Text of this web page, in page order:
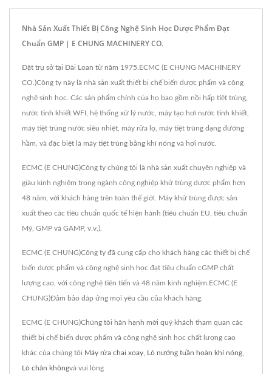
Nhà Sản Xuất Thiết Bị Công Nghệ Sinh Học Dược Phẩm Đạt
Chuẩn GMP | E CHUNG MACHINERY CO.
Đặt trụ sở tại Đài Loan từ năm 1975.ECMC (E CHUNG MACHINERY
CO.)Công ty này là nhà sản xuất thiết bị chế biến dược phẩm và công
nghệ sinh học. Các sản phẩm chính của họ bao gồm nồi hấp tiệt trùng,
nước tinh khiết WFI, hệ thống xử lý nước, máy tạo hơi nước tinh khiết,
máy tiệt trùng nước siêu nhiệt, máy rửa lọ, máy tiệt trùng dạng đường
hầm, và đặc biệt là máy tiệt trùng bằng khí nóng và hơi nước.
ECMC (E CHUNG)Công ty chúng tôi là nhà sản xuất chuyên nghiệp và
giàu kinh nghiệm trong ngành công nghiệp khử trùng dược phẩm hơn
48 năm, với khách hàng trên toàn thế giới. Máy khử trùng được sản
xuất theo các tiêu chuẩn quốc tế hiện hành (tiêu chuẩn EU, tiêu chuẩn
Mỹ, GMP và GAMP, v.v.).
ECMC (E CHUNG)Công ty đã cung cấp cho khách hàng các thiết bị chế
biến dược phẩm và công nghệ sinh học đạt tiêu chuẩn cGMP chất
lượng cao, với công nghệ tiên tiến và 48 năm kinh nghiệm.ECMC (E
CHUNG)Đảm bảo đáp ứng mọi yêu cầu của khách hàng.
ECMC (E CHUNG)Chúng tôi hân hạnh mời quý khách tham quan các
thiết bị chế biến dược phẩm và công nghệ sinh học chất lượng cao
khác của chúng tôi Máy rửa chai xoay Lò nướng tuần hoàn khí nóng
Lò chân khôngvà vui lòng